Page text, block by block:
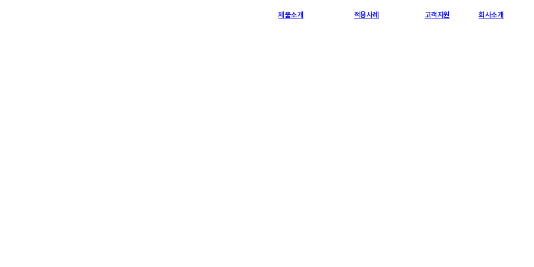
제품소개 적용사례 고객지원 회사소개